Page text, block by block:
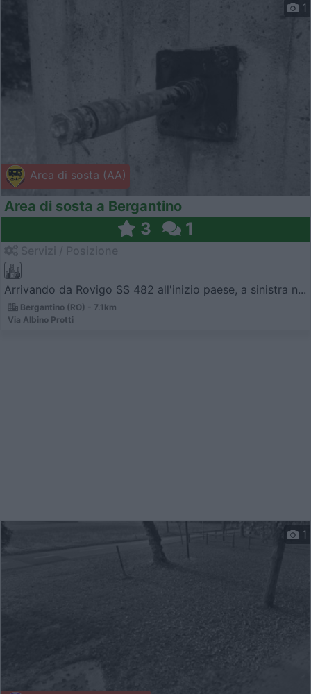
Area di sosta (AA)
1
Area di sosta a Bergantino
3 1
Arrivando da Rovigo SS 482 all'inizio paese, a sinistra n...
Bergantino (RO) - 7.1km
Via Albino Protti
1